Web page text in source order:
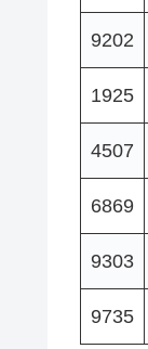
9202
1925
4507
6869
9303
9735